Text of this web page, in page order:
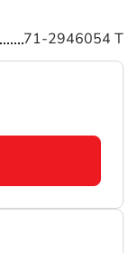
71-2946054 Т